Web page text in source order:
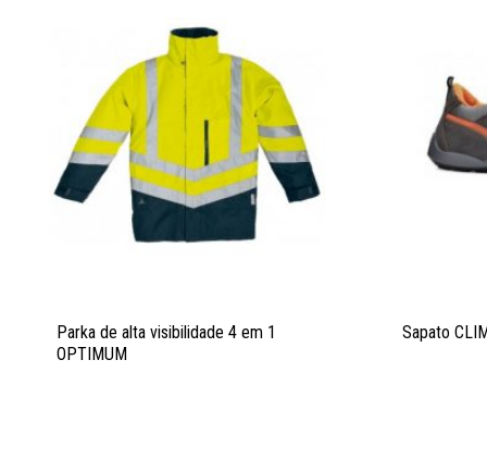
Parka de alta visibilidade 4 em 1
OPTIMUM
Sapato